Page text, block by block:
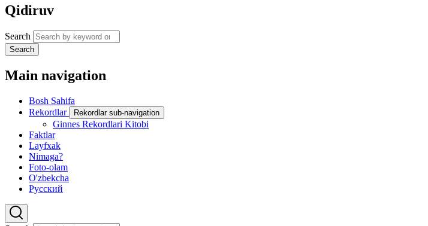
Qidiruv
Search
Search
Main navigation
Bosh Sahifa
Rekordlar
Rekordlar sub-navigation
Ginnes Rekordlari Kitobi
Faktlar
Layfxak
Nimaga?
Foto-olam
O'zbekcha
Русский